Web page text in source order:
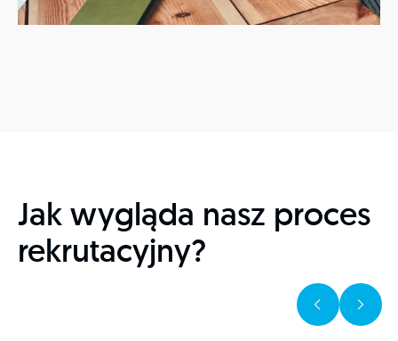
Jak wygląda nasz proces
rekrutacyjny?